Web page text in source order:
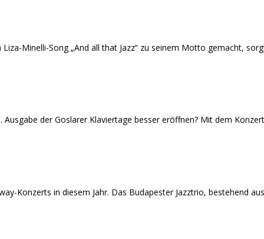
Minelli-Song „And all that Jazz“ zu seinem Motto gemacht,
der Goslarer Klaviertage besser eröffnen? Mit dem
Konzerts in diesem Jahr. Das Budapester Jazztrio, bestehend